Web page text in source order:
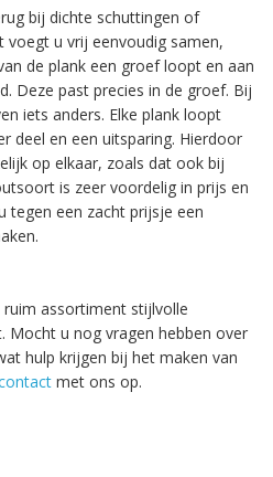
bij dichte schuttingen of
voegt u vrij eenvoudig samen,
de plank een groef loopt en aan
Deze past precies in de groef. Bij
iets anders. Elke plank loopt
deel en een uitsparing. Hierdoor
op elkaar, zoals dat ook bij
is zeer voordelig in prijs en
tegen een zacht prijsje een
assortiment stijlvolle
u nog vragen hebben over
hulp krijgen bij het maken van
met ons op.